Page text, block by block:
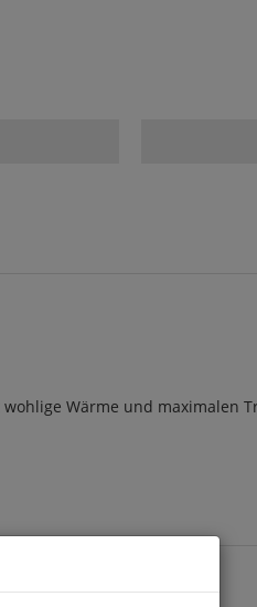
Wärme und maximalen